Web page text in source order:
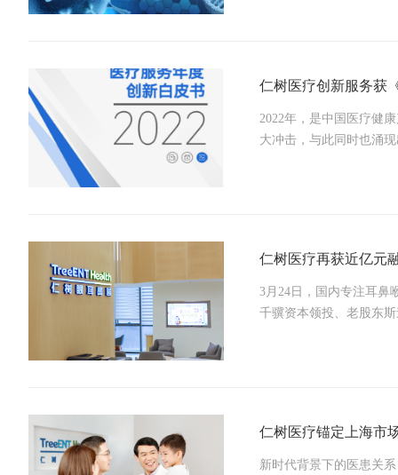
仁树医疗创新服务获
2022年，是中国医疗健
大冲击，与此同时也涌
仁树医疗再获近亿元
3月24日，国内专注耳鼻
千骥资本领投、老股东
仁树医疗锚定上海市
新时代背景下的医患关